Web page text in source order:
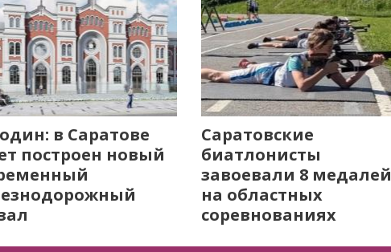
в Саратове
построен новый
Саратовские
биатлонисты
завоевали 8 медалей
на областных
соревнованиях